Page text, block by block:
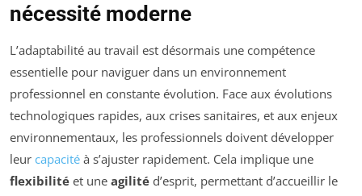
nécessité moderne
L’adaptabilité au travail est désormais une compétence
essentielle pour naviguer dans un environnement
professionnel en constante évolution. Face aux évolutions
technologiques rapides, aux crises sanitaires, et aux enjeux
environnementaux, les professionnels doivent développer
leur capacité à s’ajuster rapidement. Cela implique une
flexibilité et une agilité d’esprit, permettant d’accueillir le